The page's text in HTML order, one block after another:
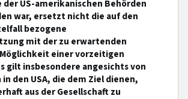
US-amerikanischen Behörden
war, ersetzt nicht die auf den
bezogene
mit der zu erwartenden
einer vorzeitigen
gilt insbesondere angesichts von
den USA, die dem Ziel dienen,
aus der Gesellschaft zu